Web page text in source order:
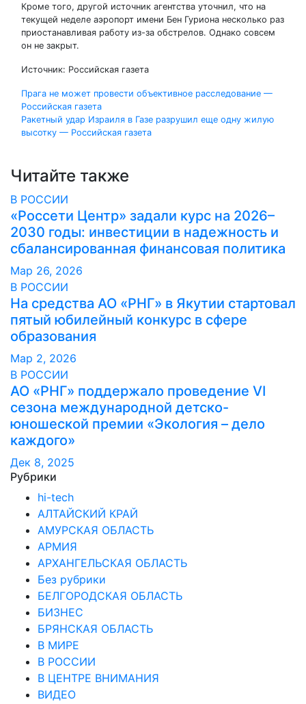
Кроме того, другой источник агентства уточнил, что на
текущей неделе аэропорт имени Бен Гуриона несколько раз
приостанавливая работу из-за обстрелов. Однако совсем
он не закрыт.
Источник: Российская газета
Навигация
по
Прага не может провести объективное расследование —
Российская газета
Ракетный удар Израиля в Газе разрушил еще одну жилую
высотку — Российская газета
Читайте также
В РОССИИ
«Россети Центр» задали курс на 2026–
2030 годы: инвестиции в надежность и
сбалансированная финансовая политика
Мар 26, 2026
В РОССИИ
На средства АО «РНГ» в Якутии стартовал
пятый юбилейный конкурс в сфере
образования
Мар 2, 2026
В РОССИИ
АО «РНГ» поддержало проведение VI
сезона международной детско-
юношеской премии «Экология – дело
каждого»
Дек 8, 2025
Рубрики
hi-tech
АЛТАЙСКИЙ КРАЙ
АМУРСКАЯ ОБЛАСТЬ
АРМИЯ
АРХАНГЕЛЬСКАЯ ОБЛАСТЬ
Без рубрики
БЕЛГОРОДСКАЯ ОБЛАСТЬ
БИЗНЕС
БРЯНСКАЯ ОБЛАСТЬ
В МИРЕ
В РОССИИ
В ЦЕНТРЕ ВНИМАНИЯ
ВИДЕО